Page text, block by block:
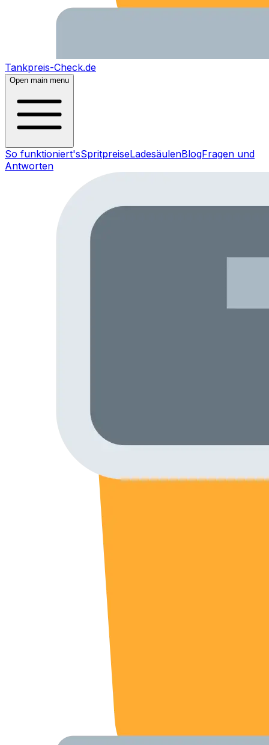
Tankpreis-Check.de
Open main menu
So funktioniert'sSpritpreiseLadesäulenBlogFragen und
Antworten